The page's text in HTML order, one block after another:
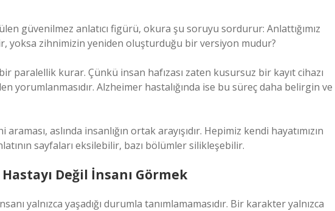
güvenilmez anlatıcı figürü, okura şu soruyu sordurur: Anlattığımız
yoksa zihnimizin yeniden oluşturduğu bir versiyon mudur?
paralellik kurar. Çünkü insan hafızası zaten kusursuz bir kayıt cihazı
yorumlanmasıdır. Alzheimer hastalığında ise bu süreç daha belirgin ve
aslında insanlığın ortak arayışıdır. Hepimiz kendi hayatımızın
sayfaları eksilebilir, bazı bölümler silikleşebilir.
Değil İnsanı Görmek
yalnızca yaşadığı durumla tanımlamamasıdır. Bir karakter yalnızca